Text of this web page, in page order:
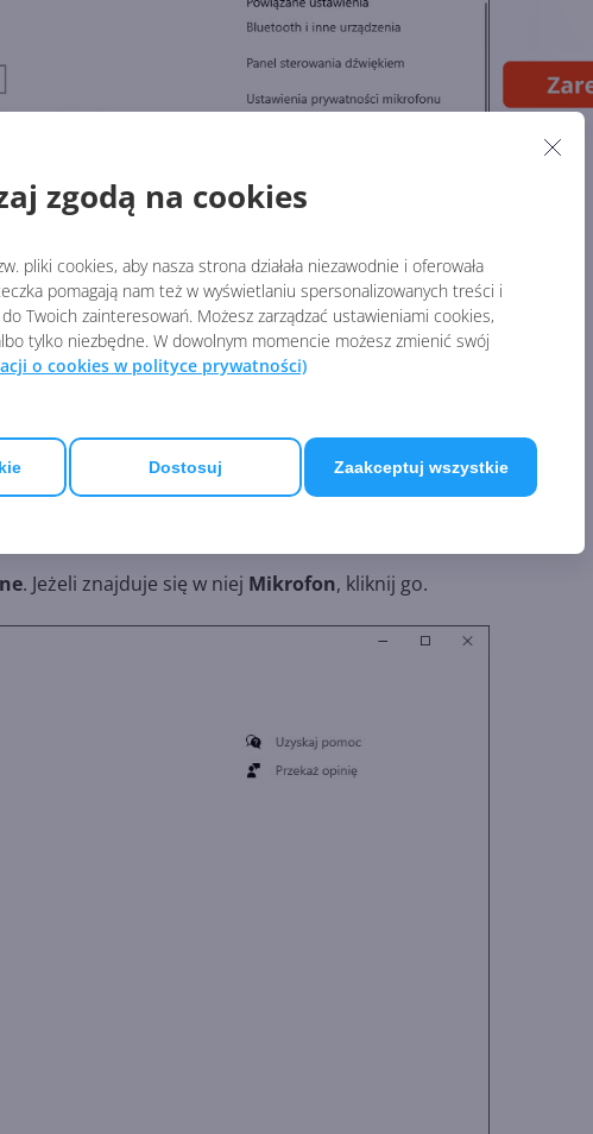
zgodą na cookies
pliki cookies, aby nasza strona działała niezawodnie i oferowała
pomagają nam też w wyświetlaniu spersonalizowanych treści i
Twoich zainteresowań. Możesz zarządzać ustawieniami cookies,
tylko niezbędne. W dowolnym momencie możesz zmienić swój
o cookies w polityce prywatności)
Dostosuj Zaakceptuj wszystkie
. Jeżeli znajduje się w niej Mikrofon, kliknij go.